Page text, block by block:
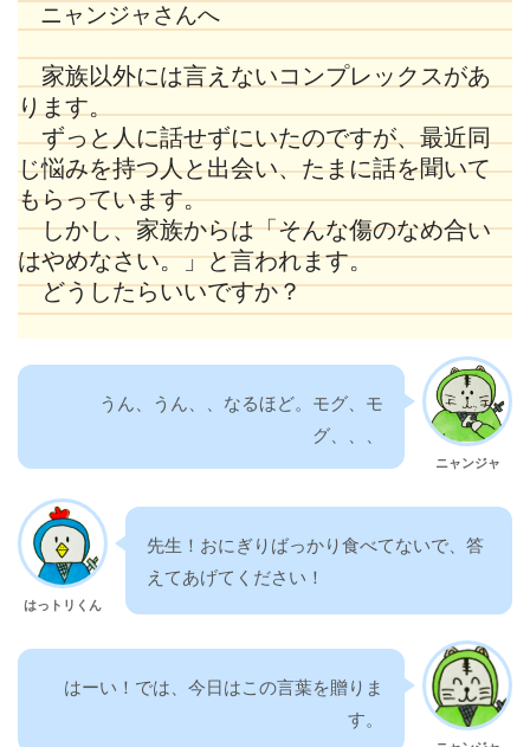
ニャンジャさんへ
家族以外には言えないコンプレックスがあ
ります。
ずっと人に話せずにいたのですが、最近同
じ悩みを持つ人と出会い、たまに話を聞いて
もらっています。
しかし、家族からは「そんな傷のなめ合い
はやめなさい。」と言われます。
どうしたらいいですか？
ニャンジャ
うん、うん、、なるほど。モグ、モ
グ、、、
はっトリくん
先生！おにぎりばっかり食べてないで、答
えてあげてください！
はーい！では、今日はこの言葉を贈りま
す。